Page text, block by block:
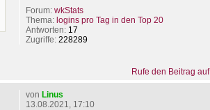
Forum: wkStats
Thema: logins pro Tag in den Top 20
Antworten: 17
Zugriffe: 228289
Rufe den Beitrag auf
von Linus
13.08.2021, 17:10